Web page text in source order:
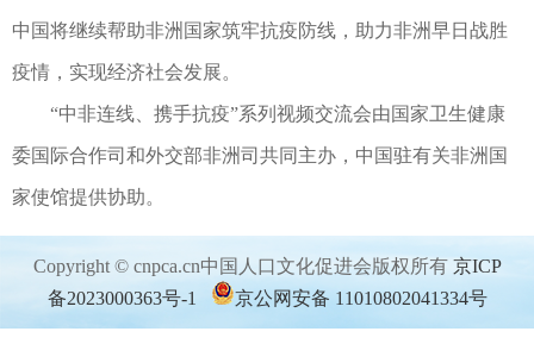
中国将继续帮助非洲国家筑牢抗疫防线，助力非洲早日战胜
疫情，实现经济社会发展。
“中非连线、携手抗疫”系列视频交流会由国家卫生健康
委国际合作司和外交部非洲司共同主办，中国驻有关非洲国
家使馆提供协助。
Copyright © cnpca.cn中国人口文化促进会版权所有 京ICP
备2023000363号-1
京公网安备 11010802041334号